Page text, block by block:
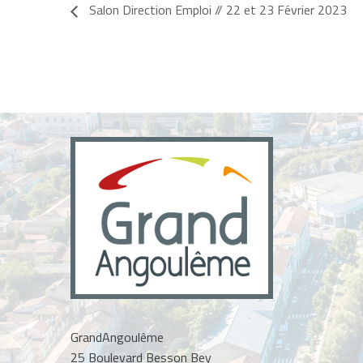
Salon Direction Emploi // 22 et 23 Février 2023
GrandAngoulême
25 Boulevard Besson Bey